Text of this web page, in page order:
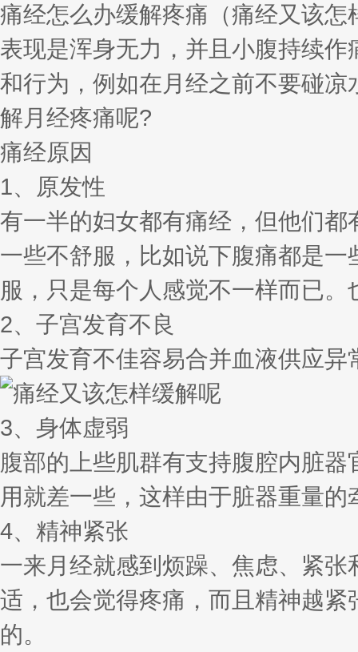
痛经怎么办缓解疼痛（痛经又该
表现是浑身无力，并且小腹持续
和行为，例如在月经之前不要碰
解月经疼痛呢?
痛经原因
1、原发性
有一半的妇女都有痛经，但他们
一些不舒服，比如说下腹痛都是
服，只是每个人感觉不一样而已
2、子宫发育不良
子宫发育不佳容易合并血液供应
3、身体虚弱
腹部的上些肌群有支持腹腔内脏
用就差一些，这样由于脏器重量
4、精神紧张
一来月经就感到烦躁、焦虑、紧
适，也会觉得疼痛，而且精神越
的。